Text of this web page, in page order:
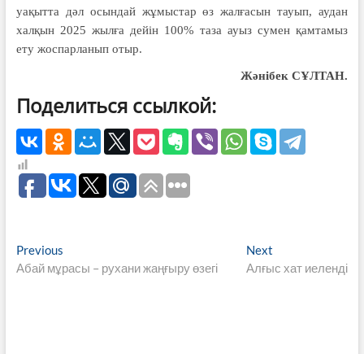
уақытта дәл осындай жұмыстар өз жалғасын тауып, аудан
халқын 2025 жылға дейін 100% таза ауыз сумен қамтамыз
ету жоспарланып отыр.
Жәнібек СҰЛТАН.
Поделиться ссылкой:
Навигация
по
PreviousPrevious
post:
Абай мұрасы – рухани жаңғыру өзегі
Next
post:
Алғыс хат иеленді